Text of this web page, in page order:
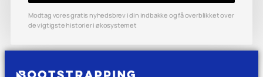
Modtag vores gratis nyhedsbrev i din indbakke og få overblikket over
de vigtigste historier i økosystemet